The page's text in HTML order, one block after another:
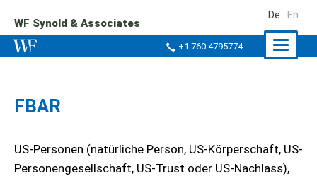
WF Synold & Associates
+1 760 4795774
De En
FBAR
US-Personen (natürliche Person, US-Körperschaft, US-
Personengesellschaft, US-Trust oder US-Nachlass),